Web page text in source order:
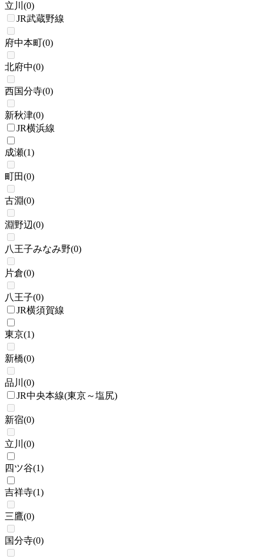
立川 (0)
JR武蔵野線
府中本町(0)
北府中(0)
西国分寺(0)
新秋津(0)
JR横浜線
成瀬(1)
町田(0)
古淵(0)
淵野辺(0)
八王子みなみ野(0)
片倉(0)
八王子(0)
JR横須賀線
東京(1)
新橋(0)
品川 (0)
JR中央本線(東京～塩尻)
新宿(0)
立川 (0)
四ツ谷(1)
吉祥寺(1)
三鷹(0)
国分寺(0)